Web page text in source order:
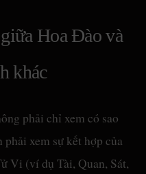
Hoa Đào và
khác
phải chỉ xem có sao
xem sự kết hợp của
Vi (ví dụ Tài, Quan, Sát,